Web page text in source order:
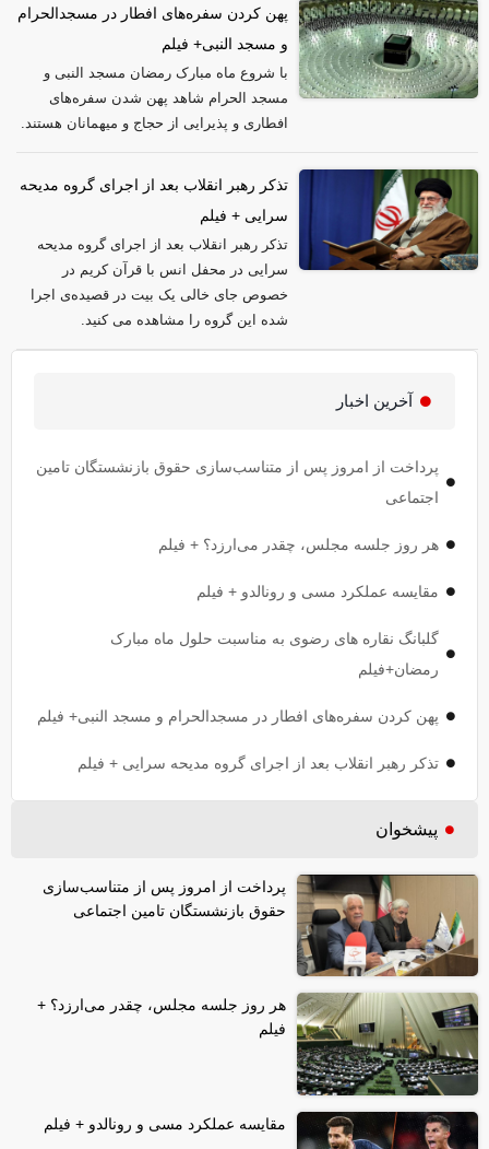
پهن کردن سفره‌های افطار در مسجدالحرام
و مسجد النبی+ فیلم
با شروع ماه مبارک رمضان مسجد النبی و
مسجد الحرام شاهد پهن شدن سفره‌های
افطاری و پذیرایی از حجاج و میهمانان هستند.
تذکر رهبر انقلاب بعد از اجرای گروه مدیحه
سرایی + فیلم
تذکر رهبر انقلاب بعد از اجرای گروه مدیحه
سرایی در محفل انس با قرآن کریم در
خصوص جای خالی یک بیت در قصیده‌ی اجرا
شده این گروه را مشاهده می کنید.
آخرین اخبار
پرداخت از امروز پس از متناسب‌سازی حقوق بازنشستگان تامین
اجتماعی
هر روز جلسه مجلس، چقدر می‌ارزد؟ + فیلم
مقایسه عملکرد مسی و رونالدو + فیلم
گلبانگ نقاره های رضوی به مناسبت حلول ماه مبارک
رمضان+فیلم
پهن کردن سفره‌های افطار در مسجدالحرام و مسجد النبی+ فیلم
تذکر رهبر انقلاب بعد از اجرای گروه مدیحه سرایی + فیلم
پیشخوان
پرداخت از امروز پس از متناسب‌سازی
حقوق بازنشستگان تامین اجتماعی
هر روز جلسه مجلس، چقدر می‌ارزد؟ +
فیلم
مقایسه عملکرد مسی و رونالدو + فیلم